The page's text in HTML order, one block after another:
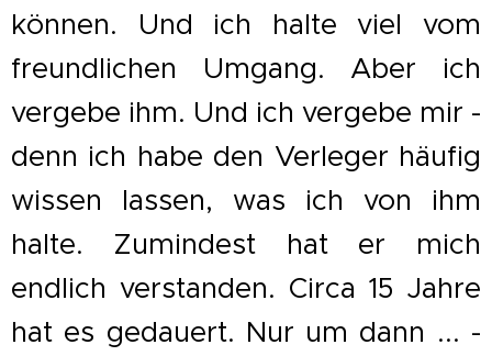
können. Und ich halte viel vom
freundlichen Umgang. Aber ich
vergebe ihm. Und ich vergebe mir -
denn ich habe den Verleger häufig
wissen lassen, was ich von ihm
halte. Zumindest hat er mich
endlich verstanden. Circa 15 Jahre
hat es gedauert. Nur um dann ... -